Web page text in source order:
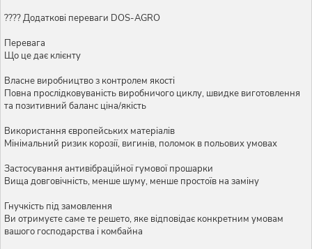
???? Додаткові переваги DOS-AGRO
Перевага
Що це дає клієнту
Власне виробництво з контролем якості
Повна прослідковуваність виробничого циклу, швидке виготовлення
та позитивний баланс ціна/якість
Використання європейських матеріалів
Мінімальний ризик корозії, вигинів, поломок в польових умовах
Застосування антивібраційної гумової прошарки
Вища довговічність, менше шуму, менше простоїв на заміну
Гнучкість під замовлення
Ви отримуєте саме те решето, яке відповідає конкретним умовам
вашого господарства і комбайна